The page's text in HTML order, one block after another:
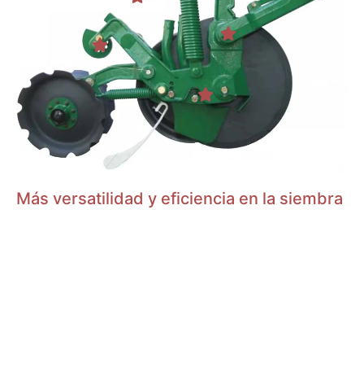
Cuchilla de siembra
18" x 6 mm, acero al boro 75
Rw C, inclinación 7º
Pisagranos
Afirmador de plástico, ideal
para suelos pegajosos
Bajadas independientes para
semillas y fertilizante
Cerrado de surco
Doble o simple rueda dentada
de acero al boro.
Más versatilidad y eficiencia en la siembra